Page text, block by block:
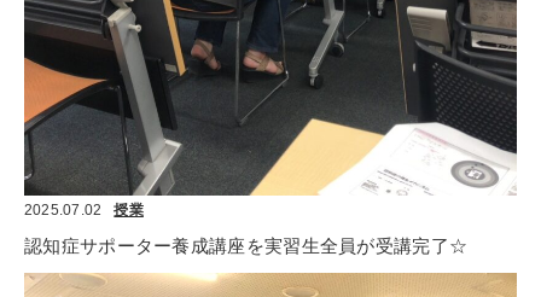
2025.07.02 授業
認知症サポーター養成講座を実習生全員が受講完了☆